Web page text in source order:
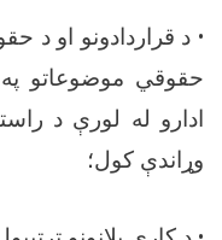
• د قراردادونو او د
حقوقي موضوعاتو
ادارو له لورې د
وړاندې کول؛